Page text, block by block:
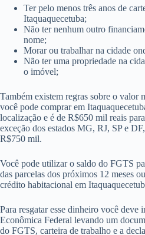
Ter pelo menos três anos de
Itaquaquecetuba;
Não ter nenhum outro
nome;
Morar ou trabalhar na cidade
Não ter uma propriedade na
o imóvel;
Também existem regras sobre o valor
você pode comprar em
localização e é de R$650 mil reais
exceção dos estados MG, RJ, SP e
R$750 mil.
Você pode utilizar o saldo do FGTS
das parcelas dos próximos 12 meses
crédito habitacional em
Para resgatar esse dinheiro você deve
Econômica Federal levando um
do FGTS, carteira de trabalho e a